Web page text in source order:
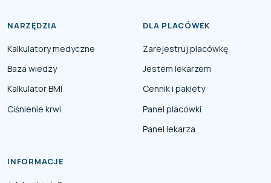
NARZĘDZIA
Kalkulatory medyczne
Baza wiedzy
Kalkulator BMI
Ciśnienie krwi
DLA PLACÓWEK
Zarejestruj placówkę
Jestem lekarzem
Cennik i pakiety
Panel placówki
Panel lekarza
INFORMACJE